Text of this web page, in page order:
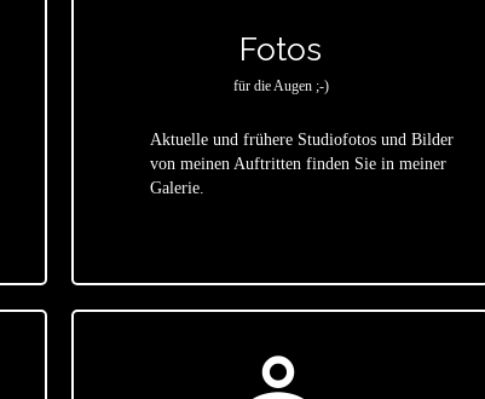
Fotos
für die Augen ;-)
Aktuelle und frühere Studiofotos und Bilder
von meinen Auftritten finden Sie in meiner
Galerie.